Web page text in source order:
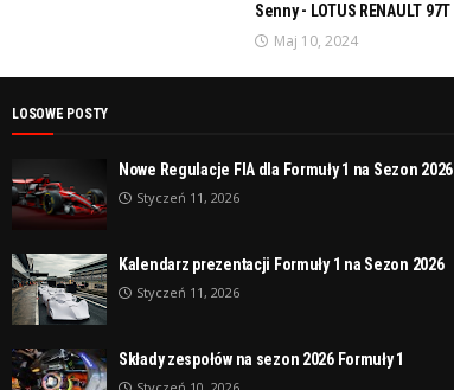
Senny - LOTUS RENAULT 97T
Maj 10, 2024
LOSOWE POSTY
Nowe Regulacje FIA dla Formuły 1 na Sezon 2026
Styczeń 11, 2026
Kalendarz prezentacji Formuły 1 na Sezon 2026
Styczeń 11, 2026
Składy zespołów na sezon 2026 Formuły 1